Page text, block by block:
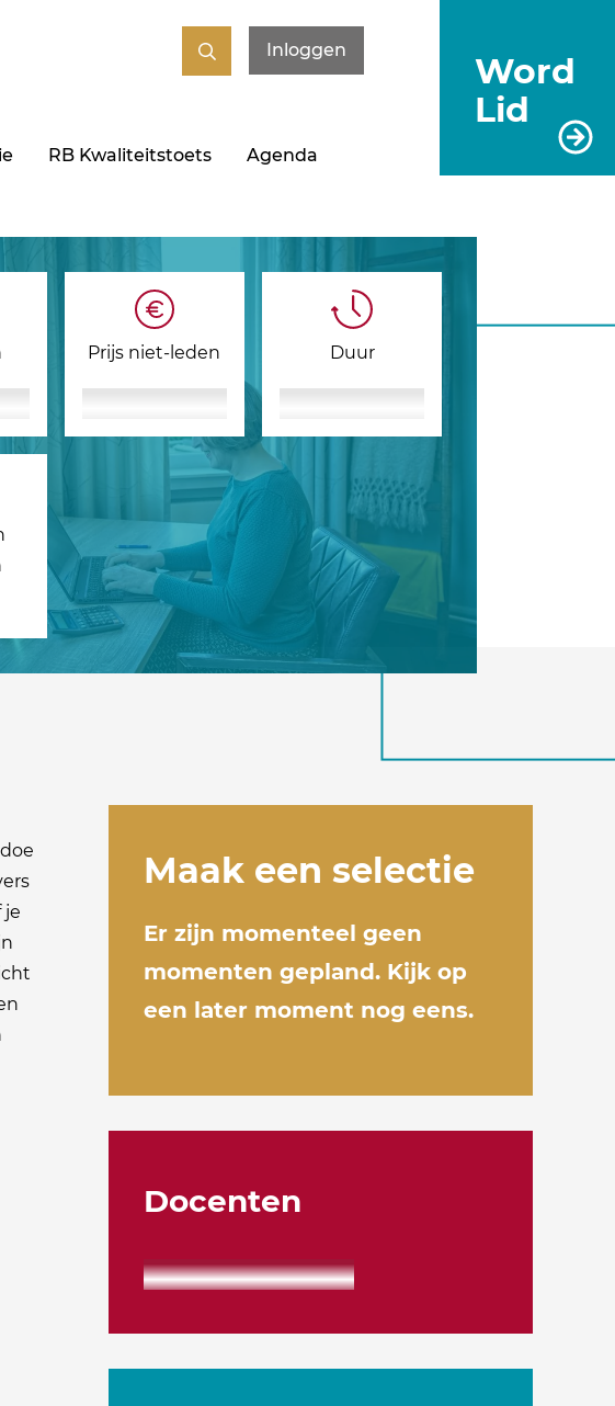
Word
Lid
Inloggen
RB Kwaliteitstoets
Agenda
Prijs niet-leden Duur
je
Maak een selectie
Er zijn momenteel geen
momenten gepland. Kijk op
een later moment nog eens.
Docenten